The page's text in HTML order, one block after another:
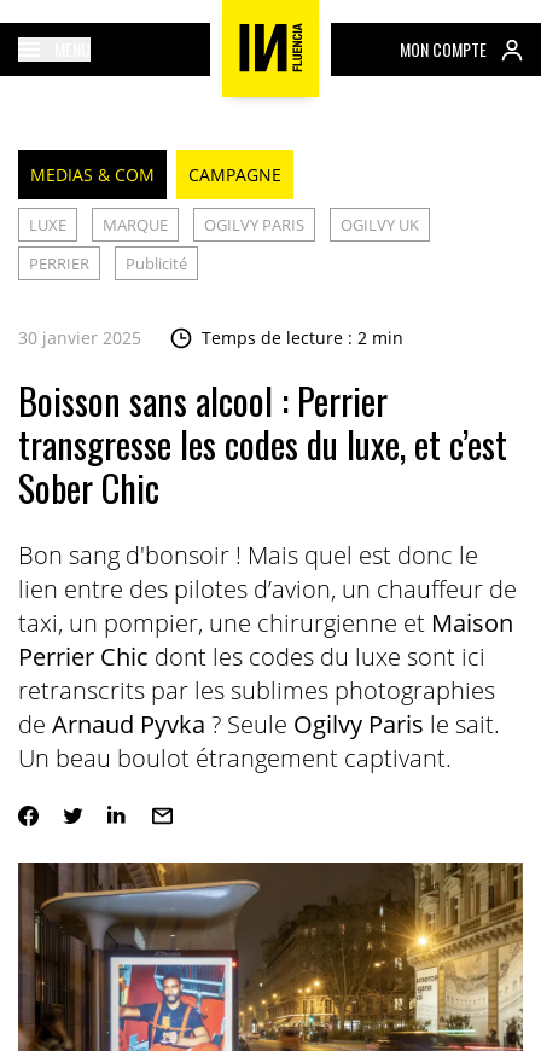
MON COMPTE
MEDIAS & COM CAMPAGNE
LUXE MARQUE OGILVY PARIS
OGILVY UK
PERRIER
Publicité
30 janvier 2025 Temps de lecture : 2 min
Boisson sans alcool : Perrier
transgresse les codes du luxe, et c’est
Sober Chic
Bon sang d'bonsoir ! Mais quel est donc le
lien entre des pilotes d’avion, un chauffeur de
taxi, un pompier, une chirurgienne et Maison
Perrier Chic dont les codes du luxe sont ici
retranscrits par les sublimes photographies
de Arnaud Pyvka ? Seule Ogilvy Paris le sait.
Un beau boulot étrangement captivant.